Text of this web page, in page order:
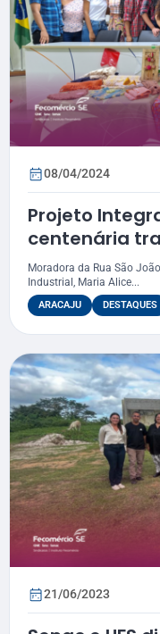
08/04/2024
Projeto
centenária
Moradora da Rua São
Industrial, Maria Alice...
ARACAJU DESTAQUES
21/06/2023